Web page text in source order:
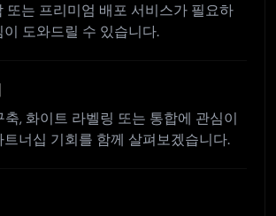
또는 프리미엄 배포 서비스가 필요하
도와드릴 수 있습니다.
, 화이트 라벨링 또는 통합에 관심이
너십 기회를 함께 살펴보겠습니다.